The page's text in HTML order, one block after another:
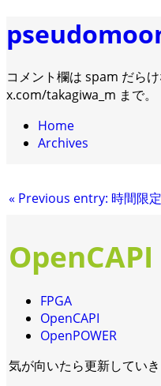
コメント欄は spam だら
x.com/takagiwa_m まで。
Home
Archives
« Previous entry: 時間限定
OpenCAPI
FPGA
OpenCAPI
OpenPOWER
気が向いたら更新してい